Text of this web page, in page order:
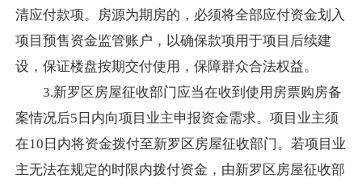
清应付款项。房源为期房的，必须将全部应付资金划入
项目预售资金监管账户，以确保款项用于项目后续建
设，保证楼盘按期交付使用，保障群众合法权益。
3.新罗区房屋征收部门应当在收到使用房票购房备
案情况后5日内向项目业主申报资金需求。项目业主须
在10日内将资金拨付至新罗区房屋征收部门。若项目业
主无法在规定的时限内拨付资金，由新罗区房屋征收部